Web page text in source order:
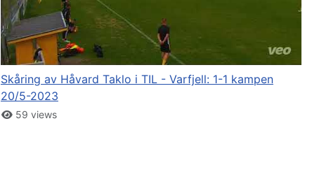
Skåring av Håvard Taklo i TIL - Varfjell: 1-1 kampen
20/5-2023
59 views